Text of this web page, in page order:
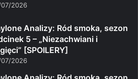
2026
Analizy: Ród smoka, sezon
5 – „Niezachwiani i
[SPOILERY]
2026